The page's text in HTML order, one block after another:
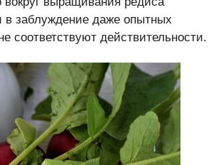
заблуждение даже опытных
соответствуют действительности.